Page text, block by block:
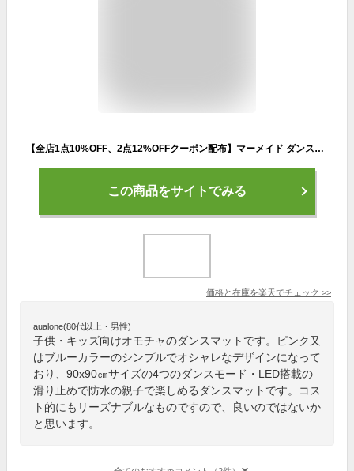
【全店1点10%OFF、2点12%OFFクーポン配布】マーメイド ダンスマット子供 音楽マット ゲーム プリンセス おもちゃ 電子ピアノマット 4ゲームモード 自動採点 音楽 ダンスゲーム 滑り止め 折りたたみ 軽量ミュージックマット 誕生日 プレゼント(ピンク・ブルー)
この商品をサイトでみる
価格と在庫を楽天でチェック >>
aualone(80代以上・男性)
子供・キッズ向けオモチャのダンスマットです。ピンク又
はブルーカラーのシンプルでオシャレなデザインになって
おり、90x90㎝サイズの4つのダンスモード・LED搭載の
滑り止めで防水の親子で楽しめるダンスマットです。コス
ト的にもリーズナブルなものですので、良いのではないか
と思います。